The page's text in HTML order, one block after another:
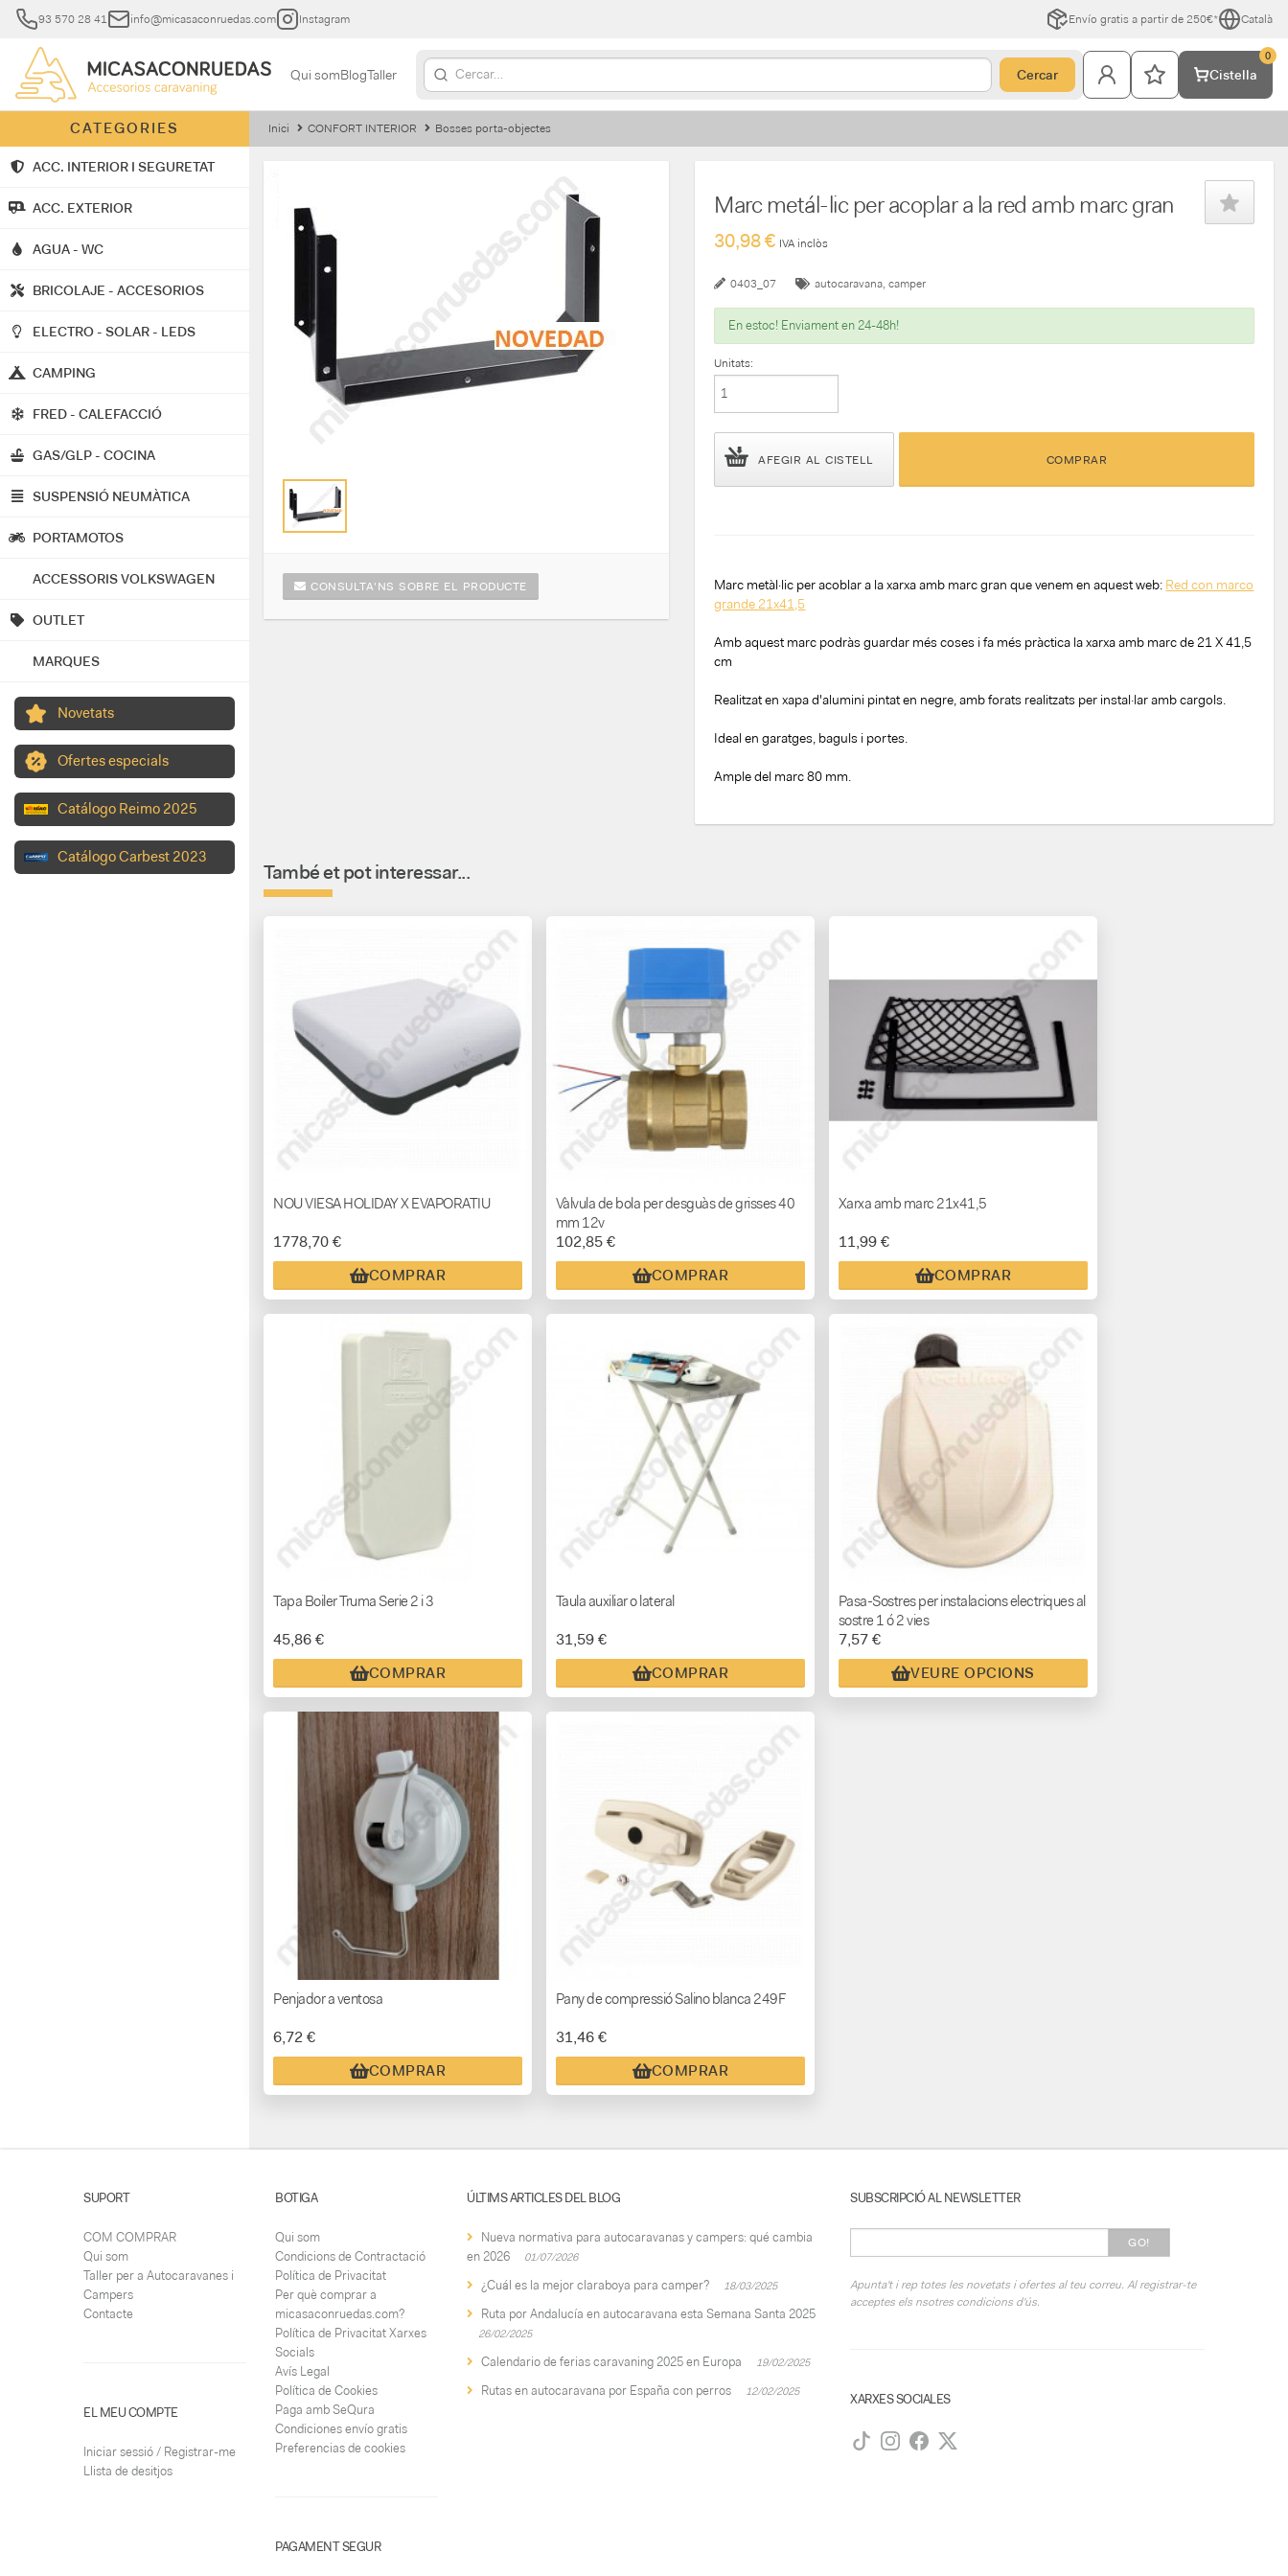
93 570 28 41 info@micasaconruedas.com Instagram Envío gratis a partir de 250€* Català
Qui somBlogTaller Cercar Cistella
0
CATEGORIES
ACC. INTERIOR I SEGURETAT
ACC. EXTERIOR
AGUA - WC
BRICOLAJE - ACCESORIOS
ELECTRO - SOLAR - LEDS
CAMPING
FRED - CALEFACCIÓ
GAS/GLP - COCINA
SUSPENSIÓ NEUMÀTICA
PORTAMOTOS
ACCESSORIS VOLKSWAGEN
OUTLET
MARQUES
Novetats
Ofertes especials
Catálogo Reimo 2025
Catálogo Carbest 2023
Inici CONFORT INTERIOR Bosses porta-objectes
CONSULTA'NS SOBRE EL PRODUCTE
Marc metál-lic per acoplar a la red amb marc gran
30,98 € IVA inclòs
0403_07 autocaravana camper
En estoc! Enviament en 24-48h!
Unitats:
AFEGIR AL CISTELL COMPRAR
Marc metàl·lic per acoblar a la xarxa amb marc gran que venem en aquest web: Red con marco
grande 21x41,5
Amb aquest marc podràs guardar més coses i fa més pràctica la xarxa amb marc de 21 X 41,5
cm
Realitzat en xapa d'alumini pintat en negre, amb forats realitzats per instal·lar amb cargols.
Ideal en garatges, baguls i portes.
Ample del marc 80 mm.
També et pot interessar...
NOU VIESA HOLIDAY X EVAPORATIU
1778,70 €
COMPRAR
Vàlvula de bola per desguàs de grisses 40
mm 12v
102,85 €
COMPRAR
Xarxa amb marc 21x41,5
11,99 €
COMPRAR
Tapa Boiler Truma Serie 2 i 3
45,86 €
COMPRAR
Taula auxiliar o lateral
31,59 €
COMPRAR
Pasa-Sostres per instalacions electriques al
sostre 1 ó 2 vies
7,57 €
VEURE OPCIONS
Penjador a ventosa
6,72 €
COMPRAR
Pany de compressió Salino blanca 249F
31,46 €
COMPRAR
SUPORT
COM COMPRAR
Qui som
Taller per a Autocaravanes i
Campers
Contacte
EL MEU COMPTE
Iniciar sessió / Registrar-me
Llista de desitjos
BOTIGA
Qui som
Condicions de Contractació
Política de Privacitat
Per què comprar a
micasaconruedas.com?
Política de Privacitat Xarxes
Socials
Avís Legal
Política de Cookies
Paga amb SeQura
Condiciones envío gratis
Preferencias de cookies
PAGAMENT SEGUR
ÚLTIMS ARTICLES DEL BLOG
Nueva normativa para autocaravanas y campers: qué cambia
en 2026
01/07/2026
¿Cuál es la mejor claraboya para camper? 18/03/2025
Ruta por Andalucía en autocaravana esta Semana Santa 2025
26/02/2025
Calendario de ferias caravaning 2025 en Europa 19/02/2025
Rutas en autocaravana por España con perros 12/02/2025
SUBSCRIPCIÓ AL NEWSLETTER
GO!
Apunta't i rep totes les novetats i ofertes al teu correu. Al registrar-te
acceptes els nsotres condicions d'ús.
XARXES SOCIALES